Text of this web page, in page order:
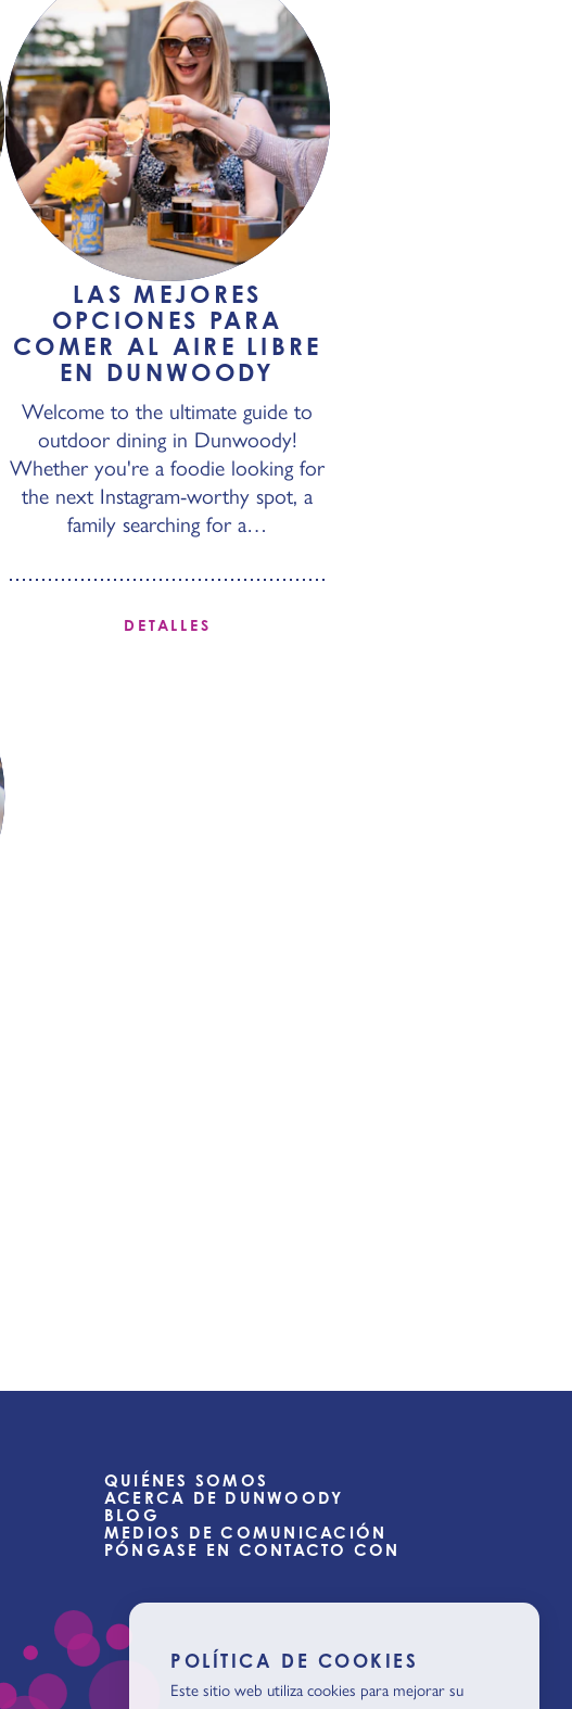
LAS MEJORES
OPCIONES PARA
COMER AL AIRE LIBRE
EN DUNWOODY
Welcome to the ultimate guide to
outdoor dining in Dunwoody!
Whether you're a foodie looking for
the next Instagram-worthy spot, a
family searching for a…
DETALLES
QUIÉNES SOMOS
ACERCA DE DUNWOODY
BLOG
MEDIOS DE COMUNICACIÓN
PÓNGASE EN CONTACTO CON
POLÍTICA DE COOKIES
Este sitio web utiliza cookies para mejorar su